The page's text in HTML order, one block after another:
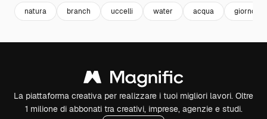
natura branch uccelli water acqua giorno
La piattaforma creativa per realizzare i tuoi migliori lavori. Oltre
1 milione di abbonati tra creativi, imprese, agenzie e studi.